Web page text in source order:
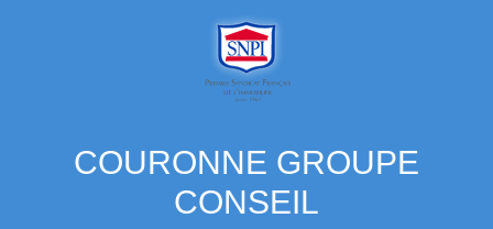
COURONNE GROUPE
CONSEIL